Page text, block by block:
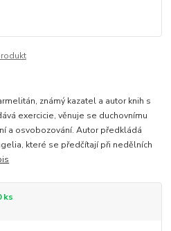
známý kazatel a autor knih s
exercicie, věnuje se duchovnímu
a osvobozování. Autor předkládá
které se předčítají při nedělních
ks